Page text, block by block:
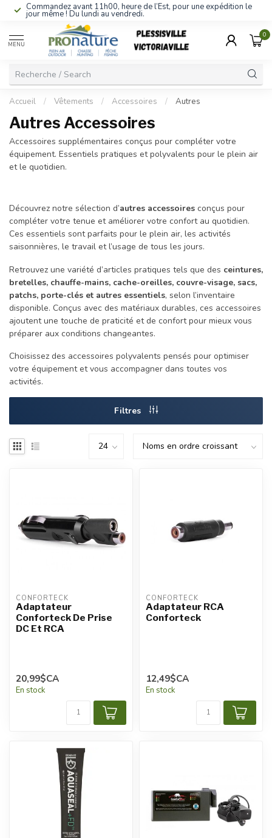
Commandez avant 11h00, heure de l’Est, pour une expédition le
jour même ! Du lundi au vendredi.
MENU
0
Accueil / Vêtements / Accessoires / Autres
Autres Accessoires
Accessoires supplémentaires conçus pour compléter votre
équipement. Essentiels pratiques et polyvalents pour le plein air
et le quotidien.
Découvrez notre sélection d’autres accessoires conçus pour
compléter votre tenue et améliorer votre confort au quotidien.
Ces essentiels sont parfaits pour le plein air, les activités
saisonnières, le travail et l’usage de tous les jours.
Retrouvez une variété d’articles pratiques tels que des ceintures,
bretelles, chauffe-mains, cache-oreilles, couvre-visage, sacs,
patchs, porte-clés et autres essentiels, selon l’inventaire
disponible. Conçus avec des matériaux durables, ces accessoires
ajoutent une touche de praticité et de confort pour mieux vous
préparer aux conditions changeantes.
Choisissez des accessoires polyvalents pensés pour optimiser
votre équipement et vous accompagner dans toutes vos
activités.
Filtres
CONFORTECK
Adaptateur
Conforteck De Prise
DC Et RCA
20,99$CA
En stock
CONFORTECK
Adaptateur RCA
Conforteck
12,49$CA
En stock